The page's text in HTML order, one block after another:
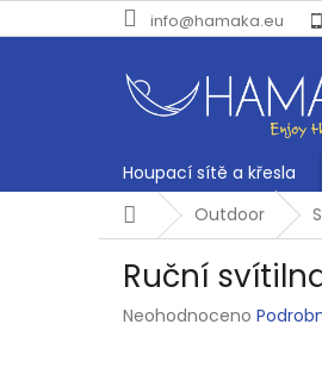
na
info@hamaka.eu
Houpací sítě a křesla
DomůOutdoor
Ruční
Průměrné
Neohodnoceno